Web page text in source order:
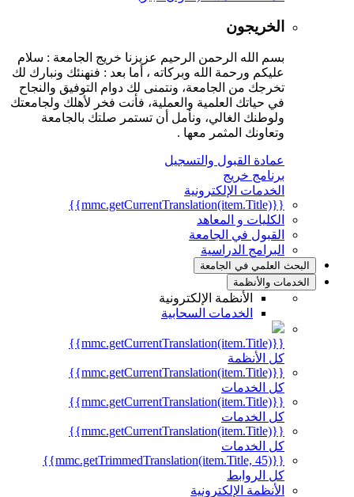
الخريجون
بسم الله الرحمن الرحيم عزيزنا خريج الجامعة : سلام
عليكم ورحمة الله وبركاته ، أما بعد : فنهنئك ونبارك لك
تخرجك من الجامعة، ونتمنى لك دوام التوفيق والنجاح
في حياتك العلمية والعملية، فأنت فخر لأهلك ولجامعتك
ولوطنك الغالي، ونأمل أن تستمر صلتك بالجامعة
وتعاونك المثمر معها .
عمادة القبول والتسجيل
برنامج خريج
الخدمات الإلكترونية
{{mmc.getCurrentTranslation(item.Title)}}
الكليات و المعاهد
القبول في الجامعة
البرامج الدراسية
البحث العلمي في الجامعة
الخدمات والأنظمة
الأنظمة الإلكترونية
الخدمات السحابية
{{mmc.getCurrentTranslation(item.Title)}}
كل الأنظمة
{{mmc.getCurrentTranslation(item.Title)}}
كل الخدمات
{{mmc.getCurrentTranslation(item.Title)}}
كل الخدمات
{{mmc.getCurrentTranslation(item.Title)}}
كل الخدمات
{{mmc.getTrimmedTranslation(item.Title, 45)}}
كل الروابط
الأنظمة الإلكترونية